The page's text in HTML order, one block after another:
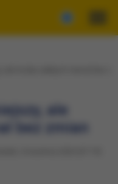
ale
bez zmian